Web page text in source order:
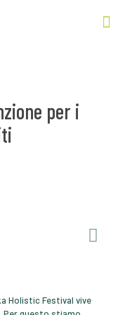
per i
Holistic Festival vive